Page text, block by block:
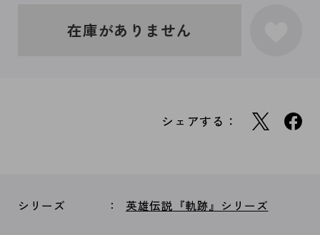
在庫がありません
シェアする：
シリーズ 英雄伝説『軌跡』シリーズ